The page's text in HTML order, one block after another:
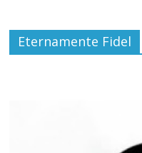
Eternamente Fidel